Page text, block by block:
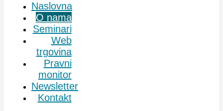
Naslovna
O nama
Seminari
Web
trgovina
Pravni
monitor
Newsletter
Kontakt